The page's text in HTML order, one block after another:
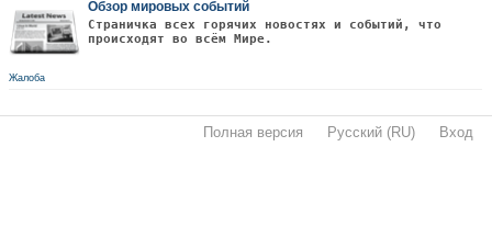
Обзор мировых событий
Страничка всех горячих новостях и событий, что
происходят во всём Мире.
Жалоба
Полная версия Русский (RU) Вход